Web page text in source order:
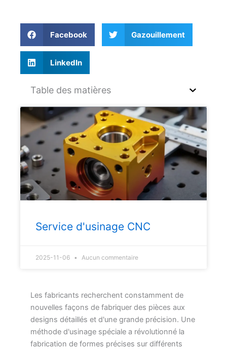
Facebook Gazouillement
LinkedIn
Table des matières
Service d'usinage CNC
2025-11-06 Aucun commentaire
Les fabricants recherchent constamment de
nouvelles façons de fabriquer des pièces aux
designs détaillés et d'une grande précision. Une
méthode d'usinage spéciale a révolutionné la
fabrication de formes précises sur différents